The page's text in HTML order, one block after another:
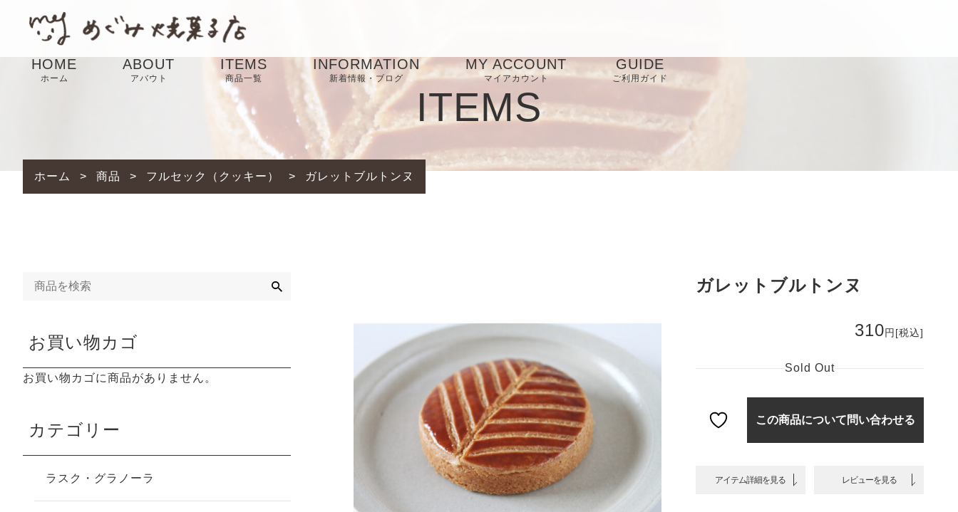
HOME
ホーム
ABOUT
アバウト
ITEMS
商品一覧
SALE
INFORMATION
新着情報・ブログ
MY ACCOUNT
マイアカウント
お気に入り
GUIDE
ご利用ガイド
ITEMS
ホーム > 商品 > フルセック（クッキー） > ガレットブルトンヌ
ガレットブルトンヌ
310円 [税込]
Sold Out
この商品について問い合わせる
アイテム詳細を見る レビューを見る
お買い物カゴ
お買い物カゴに商品がありません。
カテゴリー
ラスク・グラノーラ